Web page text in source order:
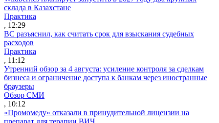
склада в Казахстане
Практика
, 12:29
ВС разъяснил, как считать срок для взыскания судебных
расходов
Практика
, 11:12
Утренний обзор за 4 августа: усиление контроля за сделкам
бизнеса и ограничение доступа к банкам через иностранные
браузеры
Обзор СМИ
, 10:12
«Промомеду» отказали в принудительной лицензии на
препарат для терапии ВИЧ